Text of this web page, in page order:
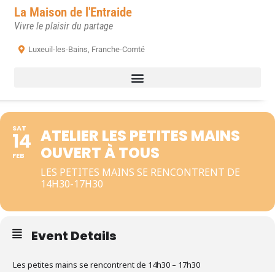
La Maison de l'Entraide
Vivre le plaisir du partage
Luxeuil-les-Bains, Franche-Comté
SAT
14
FEB
ATELIER LES PETITES MAINS
OUVERT À TOUS
LES PETITES MAINS SE RENCONTRENT DE
14H30-17H30
Event Details
Les petites mains se rencontrent de 14h30 – 17h30